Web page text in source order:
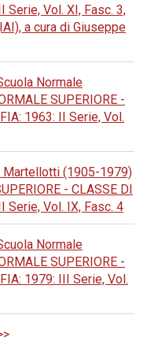
Serie, Vol. XI, Fasc. 3,
a cura di Giuseppe
Normale
SUPERIORE -
1963: II Serie, Vol.
Martellotti (1905-1979)
- CLASSE DI
Serie, Vol. IX, Fasc. 4
Normale
SUPERIORE -
1979: III Serie, Vol.